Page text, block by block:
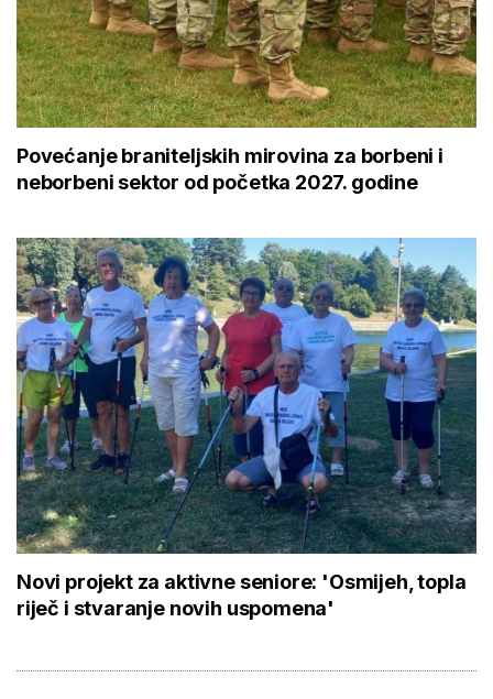
Povećanje braniteljskih mirovina za borbeni i
neborbeni sektor od početka 2027. godine
Novi projekt za aktivne seniore: 'Osmijeh, topla
riječ i stvaranje novih uspomena'